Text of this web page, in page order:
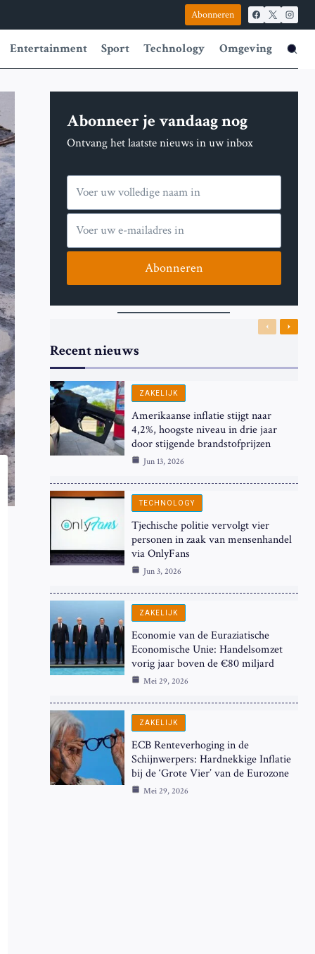
Abonneren
Entertainment Sport Technology Omgeving
Abonneer je vandaag nog
Ontvang het laatste nieuws in uw inbox
Abonneren
Recent nieuws
Previous
Next
ZAKELIJK
Amerikaanse inflatie stijgt naar
4,2%, hoogste niveau in drie jaar
door stijgende brandstofprijzen
Jun 13, 2026
TECHNOLOGY
Tjechische politie vervolgt vier
personen in zaak van mensenhandel
via OnlyFans
Jun 3, 2026
ZAKELIJK
Economie van de Euraziatische
Economische Unie: Handelsomzet
vorig jaar boven de €80 miljard
Mei 29, 2026
ZAKELIJK
ECB Renteverhoging in de
Schijnwerpers: Hardnekkige Inflatie
bij de ‘Grote Vier’ van de Eurozone
Mei 29, 2026